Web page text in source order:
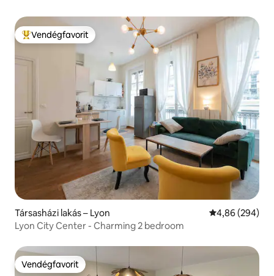
Kiemelt vendégfavorit
Vendégfavorit
Társasházi lakás – Lyon Átlagos
4,86 (294)
Lyon City Center - Charming 2 bedroom
Vendégfavorit
Vendégfavorit